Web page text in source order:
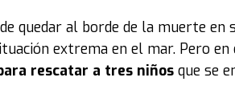
quedar al borde de la muerte en
extrema en el mar. Pero
rescatar a tres niños que se